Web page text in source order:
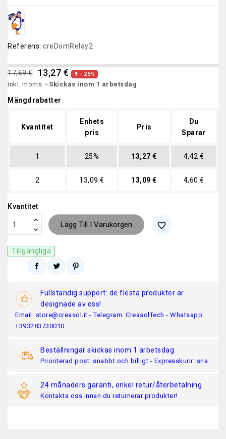
Referens: creDomRelay2
17,69 € 13,27 €  - 25%
Inkl. moms Skickas inom 1 arbetsdag
Mängdrabatter
Kvantitet
Enhets
pris
Pris
Du
Sparar
1 25% 13,27 € 4,42 €
2 13,09 € 13,09 € 4,60 €
Kvantitet
Lägg Till I Varukorgen favorite_border
Tillgängliga
Fullständig support: de flesta produkter är
designade av oss!
Email: store@creasol.it - Telegram: CreasolTech - Whatsapp:
+393283730010
Beställningar skickas inom 1 arbetsdag
Prioriterad post: snabbt och billigt - Expresskurir: sna
24 månaders garanti, enkel retur/återbetalning
Kontakta oss innan du returnerar produkter!